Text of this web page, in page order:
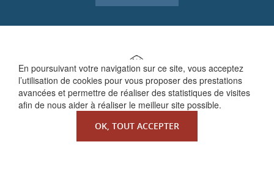
En poursuivant votre navigation sur ce site, vous acceptez
l’utilisation de cookies pour vous proposer des prestations
avancées et permettre de réaliser des statistiques de visites
afin de nous aider à réaliser le meilleur site possible.
OK, TOUT ACCEPTER